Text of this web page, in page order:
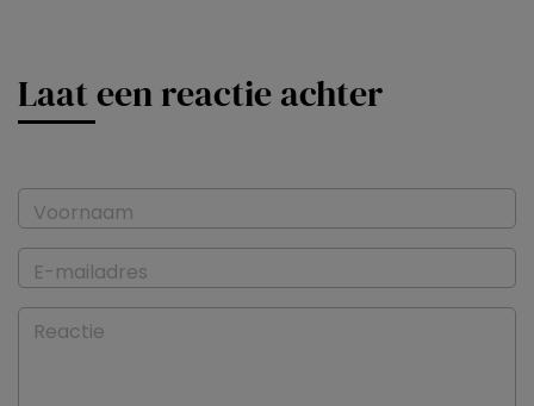
Laat een reactie achter
Voornaam
E-mailadres
Reactie